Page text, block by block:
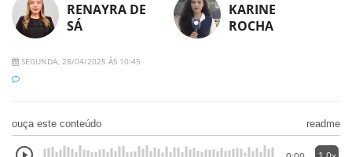
RENAYRA DE
SÁ
KARINE
ROCHA
SEGUNDA, 28/04/2025 ÀS 10:45
ouça este conteúdo readme